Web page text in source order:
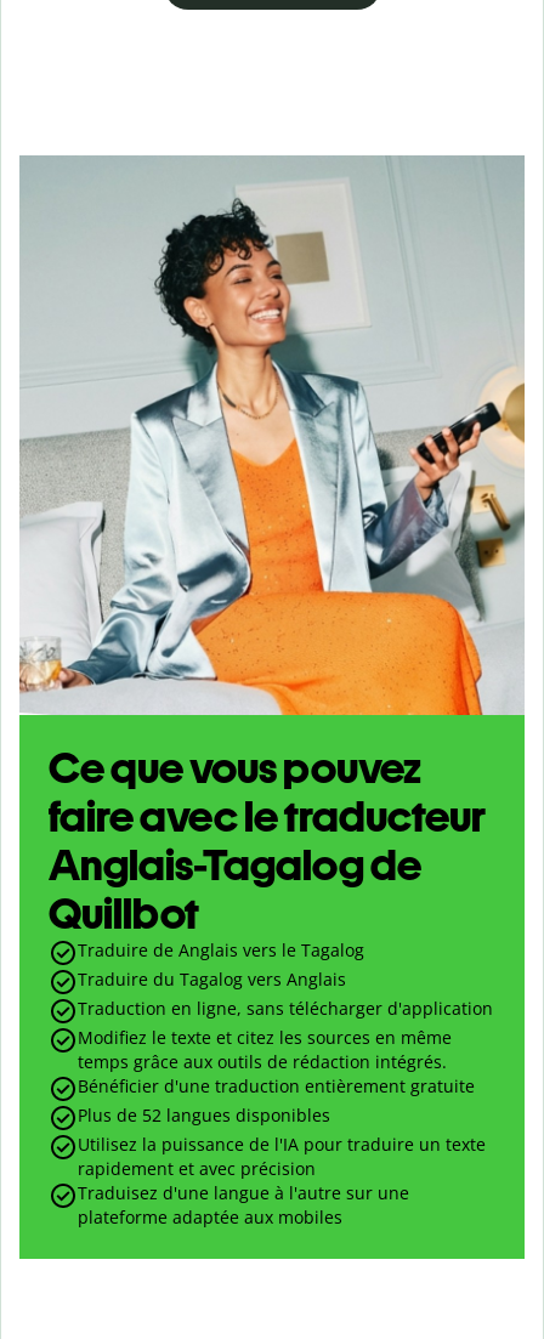
Ce que vous pouvez
faire avec le traducteur
Anglais-Tagalog de
Quillbot
Traduire de Anglais vers le Tagalog
Traduire du Tagalog vers Anglais
Traduction en ligne, sans télécharger d'application
Modifiez le texte et citez les sources en même
temps grâce aux outils de rédaction intégrés.
Bénéficier d'une traduction entièrement gratuite
Plus de 52 langues disponibles
Utilisez la puissance de l'IA pour traduire un texte
rapidement et avec précision
Traduisez d'une langue à l'autre sur une
plateforme adaptée aux mobiles